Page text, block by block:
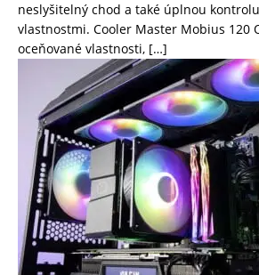
neslyšitelný chod a také úplnou
vlastnostmi. Cooler Master Mobius 120
oceňované vlastnosti, […]